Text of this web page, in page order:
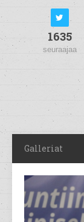
1635
seuraajaa
Galleriat